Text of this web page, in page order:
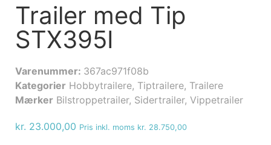
Trailer med Tip
STX395I
Varenummer: 367ac971f08b
Kategorier Hobbytrailere, Tiptrailere, Trailere
Mærker Bilstroppetrailer, Sidertrailer, Vippetrailer
kr. 23.000,00 Pris inkl. moms kr. 28.750,00